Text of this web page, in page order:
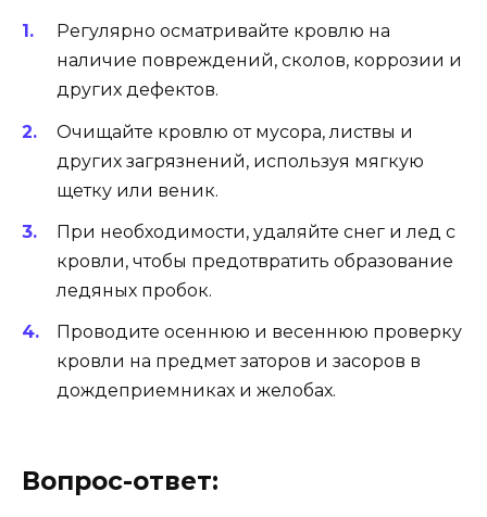
Регулярно осматривайте кровлю на
наличие повреждений, сколов, коррозии и
других дефектов.
Очищайте кровлю от мусора, листвы и
других загрязнений, используя мягкую
щетку или веник.
При необходимости, удаляйте снег и лед с
кровли, чтобы предотвратить образование
ледяных пробок.
Проводите осеннюю и весеннюю проверку
кровли на предмет заторов и засоров в
дождеприемниках и желобах.
Вопрос-ответ: